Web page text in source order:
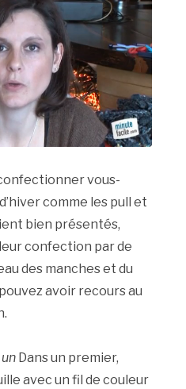
vous-
comme les pull et
bien présentés,
confection par de
des manches et du
avoir recours au
Dans un premier,
avec un fil de couleur